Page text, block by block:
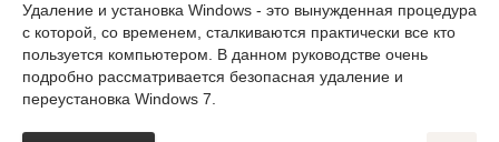
Удаление и установка Windows - это вынужденная процедура
с которой, со временем, сталкиваются практически все кто
пользуется компьютером. В данном руководстве очень
подробно рассматривается безопасная удаление и
переустановка Windows 7.